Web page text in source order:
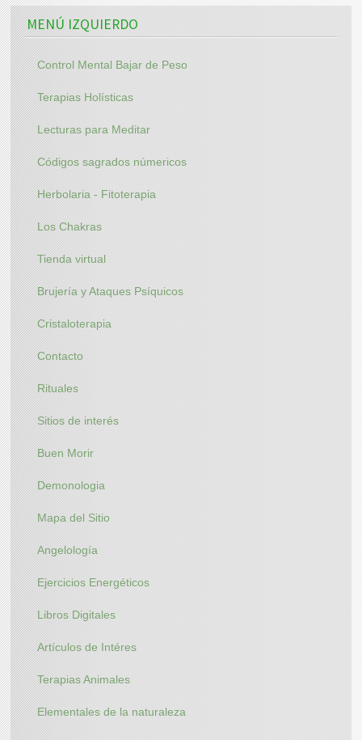
MENÚ IZQUIERDO
Control Mental Bajar de Peso
Terapias Holísticas
Lecturas para Meditar
Códigos sagrados númericos
Herbolaria - Fitoterapia
Los Chakras
Tienda virtual
Brujería y Ataques Psíquicos
Cristaloterapia
Contacto
Rituales
Sitios de interés
Buen Morir
Demonologia
Mapa del Sitio
Angelología
Ejercicios Energéticos
Libros Digitales
Artículos de Intéres
Terapias Animales
Elementales de la naturaleza